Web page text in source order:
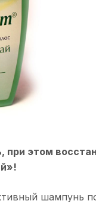
при этом
шампунь